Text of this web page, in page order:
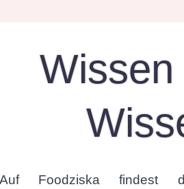
Auf Foodziska findest